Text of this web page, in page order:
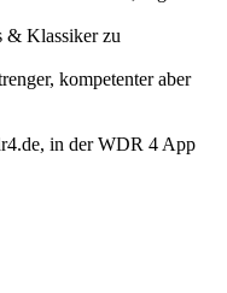
& Klassiker zu
kompetenter aber
in der WDR 4 App